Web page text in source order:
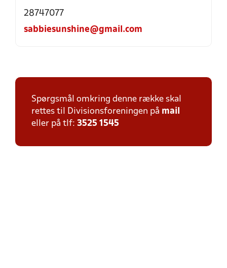
28747077
sabbiesunshine@gmail.com
Spørgsmål omkring denne række skal
rettes til Divisionsforeningen på mail
eller på tlf: 3525 1545